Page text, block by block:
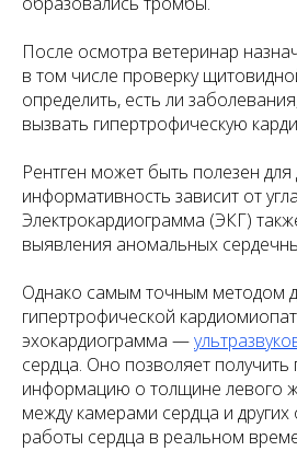
После осмотра ветеринар
в том числе проверку
определить, есть ли
вызвать гипертрофическую
Рентген может быть полезен для
информативность зависит от
Электрокардиограмма (ЭКГ)
выявления аномальных
Однако самым точным методом
гипертрофической
эхокардиограмма —
сердца. Оно позволяет
информацию о толщине левого
между камерами сердца и
работы сердца в реальном